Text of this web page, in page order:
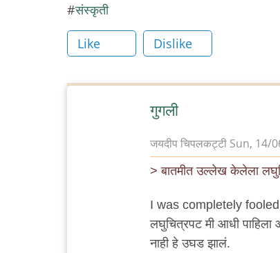
संस्कृती
Like Dislike
गुगली
जयदीप चिपलकट्टी Sun, 14/
> बातमीत उल्लेख केलेला
I was completely fooled.
लघुचित्रपट मी आधी पाहिला
नाही हे उघड झालं.